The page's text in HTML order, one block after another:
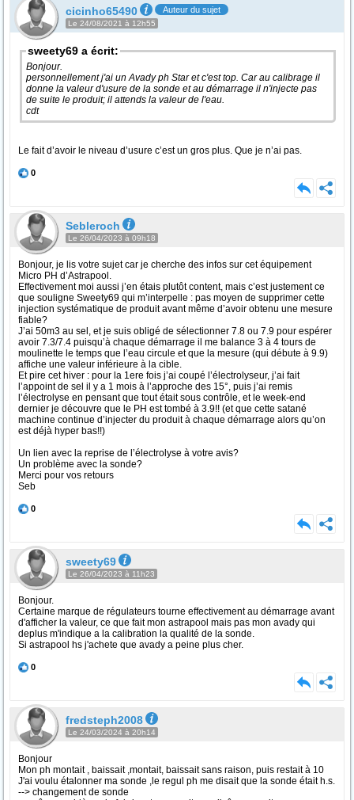
cicinho65490 Auteur du sujet
Le 24/08/2021 à 12h55
sweety69 a écrit:
Bonjour.
personnellement j'ai un Avady ph Star et c'est top. Car au calibrage il
donne la valeur d'usure de la sonde et au démarrage il n'injecte pas
de suite le produit; il attends la valeur de l'eau.
cdt
Le fait d’avoir le niveau d’usure c’est un gros plus. Que je n’ai pas.
0
Sebleroch
Le 26/04/2023 à 09h18
Bonjour, je lis votre sujet car je cherche des infos sur cet équipement
Micro PH d’Astrapool.
Effectivement moi aussi j’en étais plutôt content, mais c’est justement ce
que souligne Sweety69 qui m’interpelle : pas moyen de supprimer cette
injection systématique de produit avant même d’avoir obtenu une mesure
fiable?
J’ai 50m3 au sel, et je suis obligé de sélectionner 7.8 ou 7.9 pour espérer
avoir 7.3/7.4 puisqu’à chaque démarrage il me balance 3 à 4 tours de
moulinette le temps que l’eau circule et que la mesure (qui débute à 9.9)
affiche une valeur inférieure à la cible.
Et pire cet hiver : pour la 1ere fois j’ai coupé l’électrolyseur, j’ai fait
l’appoint de sel il y a 1 mois à l’approche des 15°, puis j’ai remis
l’électrolyse en pensant que tout était sous contrôle, et le week-end
dernier je découvre que le PH est tombé à 3.9!! (et que cette satané
machine continue d’injecter du produit à chaque démarrage alors qu’on
est déjà hyper bas!!)
Un lien avec la reprise de l’électrolyse à votre avis?
Un problème avec la sonde?
Merci pour vos retours
Seb
0
sweety69
Le 26/04/2023 à 11h23
Bonjour.
Certaine marque de régulateurs tourne effectivement au démarrage avant
d'afficher la valeur, ce que fait mon astrapool mais pas mon avady qui
deplus m'indique a la calibration la qualité de la sonde.
Si astrapool hs j'achete que avady a peine plus cher.
0
fredsteph2008
Le 24/03/2024 à 20h14
Bonjour
Mon ph montait , baissait ,montait, baissait sans raison, puis restait à 10
J'ai voulu étalonner ma sonde ,le regul ph me disait que la sonde était h.s.
--> changement de sonde